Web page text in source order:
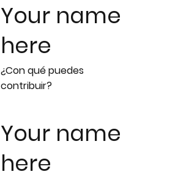
Your name
here
¿Con qué puedes
contribuir?
Your name
here